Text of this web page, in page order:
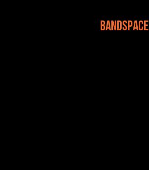
BANDSPACE